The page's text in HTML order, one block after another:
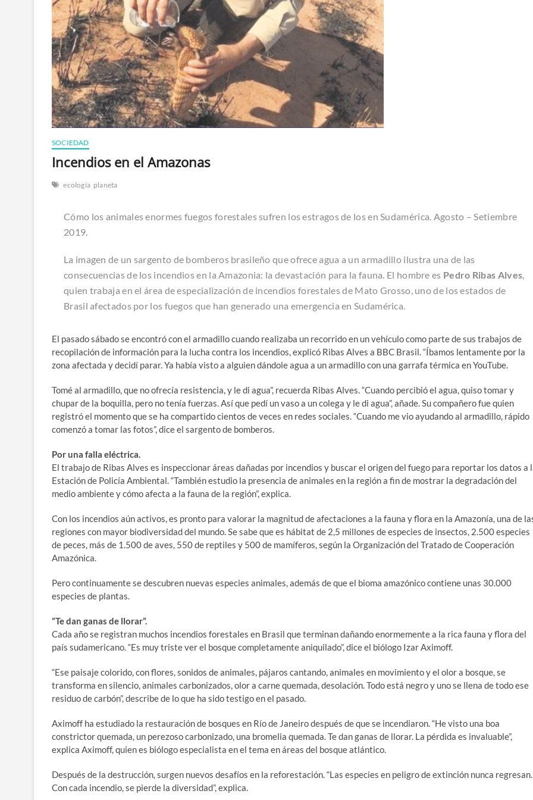
SOCIEDAD
Incendios en el Amazonas
ecología planeta
Cómo los animales enormes fuegos forestales sufren los estragos de los en Sudamérica. Agosto – Setiembre
2019.
La imagen de un sargento de bomberos brasileño que ofrece agua a un armadillo ilustra una de las
consecuencias de los incendios en la Amazonia: la devastación para la fauna. El hombre es Pedro Ribas Alves,
quien trabaja en el área de especialización de incendios forestales de Mato Grosso, uno de los estados de
Brasil afectados por los fuegos que han generado una emergencia en Sudamérica.
El pasado sábado se encontró con el armadillo cuando realizaba un recorrido en un vehículo como parte de sus trabajos de
recopilación de información para la lucha contra los incendios, explicó Ribas Alves a BBC Brasil. “Íbamos lentamente por la
zona afectada y decidí parar. Ya había visto a alguien dándole agua a un armadillo con una garrafa térmica en YouTube.
Tomé al armadillo, que no ofrecía resistencia, y le di agua”, recuerda Ribas Alves. “Cuando percibió el agua, quiso tomar y
chupar de la boquilla, pero no tenía fuerzas. Así que pedí un vaso a un colega y le di agua”, añade. Su compañero fue quien
registró el momento que se ha compartido cientos de veces en redes sociales. “Cuando me vio ayudando al armadillo, rápido
comenzó a tomar las fotos”, dice el sargento de bomberos.
Por una falla eléctrica.
El trabajo de Ribas Alves es inspeccionar áreas dañadas por incendios y buscar el origen del fuego para reportar los datos a
Estación de Policía Ambiental. “También estudio la presencia de animales en la región a fin de mostrar la degradación del
medio ambiente y cómo afecta a la fauna de la región”, explica.
Con los incendios aún activos, es pronto para valorar la magnitud de afectaciones a la fauna y flora en la Amazonía, una de
regiones con mayor biodiversidad del mundo. Se sabe que es hábitat de 2,5 millones de especies de insectos, 2.500 especies
de peces, más de 1.500 de aves, 550 de reptiles y 500 de mamíferos, según la Organización del Tratado de Cooperación
Amazónica.
Pero continuamente se descubren nuevas especies animales, además de que el bioma amazónico contiene unas 30.000
especies de plantas.
“Te dan ganas de llorar”.
Cada año se registran muchos incendios forestales en Brasil que terminan dañando enormemente a la rica fauna y flora del
país sudamericano. “Es muy triste ver el bosque completamente aniquilado”, dice el biólogo Izar Aximoff.
“Ese paisaje colorido, con flores, sonidos de animales, pájaros cantando, animales en movimiento y el olor a bosque, se
transforma en silencio, animales carbonizados, olor a carne quemada, desolación. Todo está negro y uno se llena de todo ese
residuo de carbón”, describe de lo que ha sido testigo en el pasado.
Aximoff ha estudiado la restauración de bosques en Río de Janeiro después de que se incendiaron. “He visto una boa
constrictor quemada, un perezoso carbonizado, una bromelia quemada. Te dan ganas de llorar. La pérdida es invaluable”,
explica Aximoff, quien es biólogo especialista en el tema en áreas del bosque atlántico.
Después de la destrucción, surgen nuevos desafíos en la reforestación. “Las especies en peligro de extinción nunca regresan.
Con cada incendio, se pierde la diversidad”, explica.